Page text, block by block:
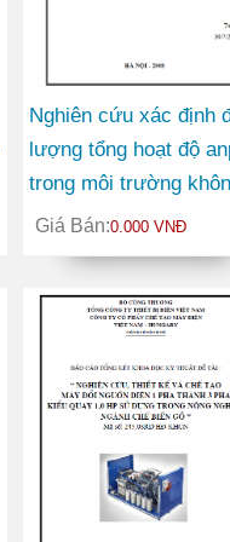
Nghiên cứu xác định
lượng tổng hoạt độ
trong môi trường
khí, nước và đất phục
điều tra đánh giá môi
Giá Bán:0.000 VNĐ